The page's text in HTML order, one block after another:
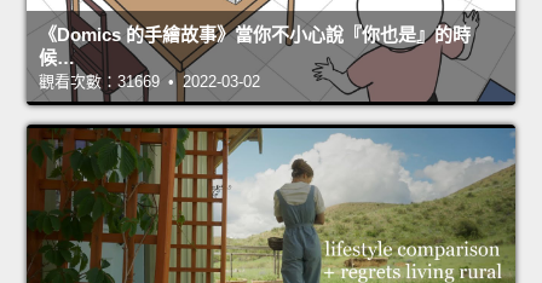
《Domics 的手繪故事》當你不小心說『你也是』的時
候…
觀看次數：31669 • 2022-03-02